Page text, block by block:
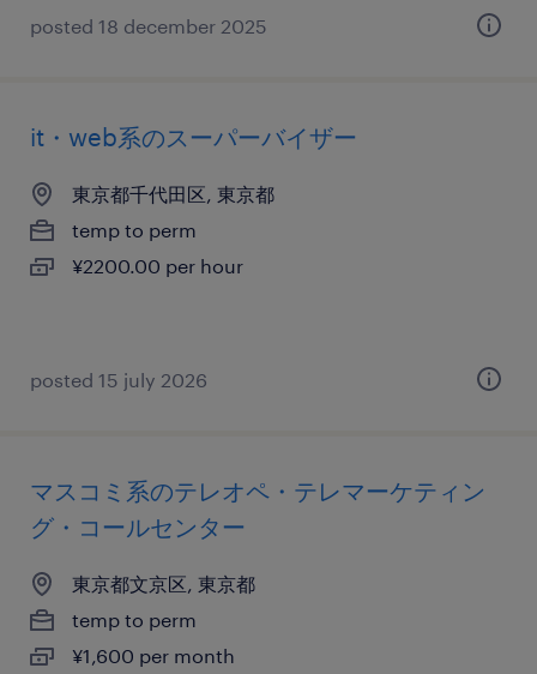
posted 18 december 2025
it・web系のスーパーバイザー
東京都千代田区, 東京都
temp to perm
¥2200.00 per hour
posted 15 july 2026
マスコミ系のテレオペ・テレマーケティン
グ・コールセンター
東京都文京区, 東京都
temp to perm
¥1,600 per month